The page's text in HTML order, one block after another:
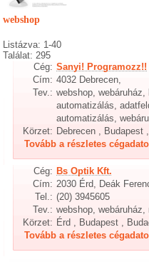
webshop
Listázva: 1-40
Találat: 295
Cég: Sanyi! Programozz!!
Cím: 4032 Debrecen,
Tev.: webshop,
automatizálás,
automatizálás,
Körzet: Debrecen ,
Tovább a részletes
Cég: Bs Optik Kft.
Cím: 2030 Érd, Deák
Tel.: (20) 3945605
Tev.: webshop,
Körzet: Érd , Budapest ,
Tovább a részletes